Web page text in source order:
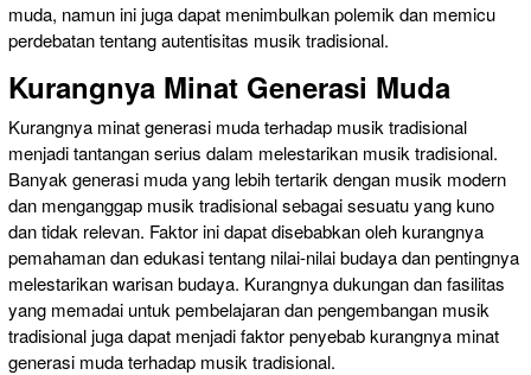
muda, namun ini juga dapat menimbulkan polemik dan memicu
perdebatan tentang autentisitas musik tradisional.
Kurangnya Minat Generasi Muda
Kurangnya minat generasi muda terhadap musik tradisional
menjadi tantangan serius dalam melestarikan musik tradisional.
Banyak generasi muda yang lebih tertarik dengan musik modern
dan menganggap musik tradisional sebagai sesuatu yang kuno
dan tidak relevan. Faktor ini dapat disebabkan oleh kurangnya
pemahaman dan edukasi tentang nilai-nilai budaya dan pentingnya
melestarikan warisan budaya. Kurangnya dukungan dan fasilitas
yang memadai untuk pembelajaran dan pengembangan musik
tradisional juga dapat menjadi faktor penyebab kurangnya minat
generasi muda terhadap musik tradisional.